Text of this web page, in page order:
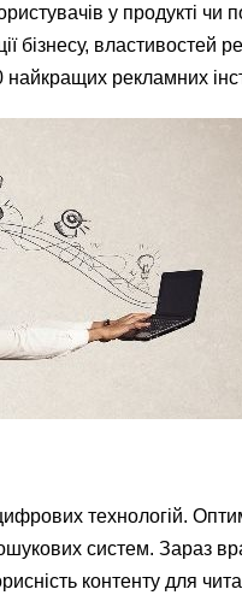
у продукті чи
бізнесу, властивостей
найкращих рекламних
технологій.
систем. Зараз
контенту для